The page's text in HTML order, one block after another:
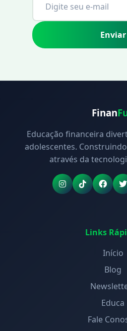
Enviar
Finan
Educação financeira
adolescentes.
através da
Links
Início
Blog
Educa
Fale